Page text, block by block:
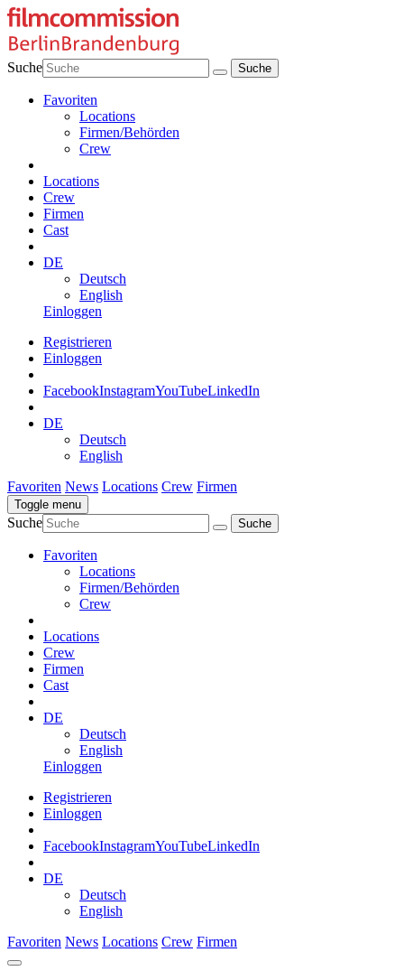
Suche
Favoriten
Locations
Firmen/Behörden
Crew
Locations
Crew
Firmen
Cast
DE
Deutsch
English
Einloggen
Registrieren
Einloggen
FacebookInstagramYouTubeLinkedIn
DE
Deutsch
English
Favoriten News Locations Crew Firmen
Toggle menu
Suche
Favoriten
Locations
Firmen/Behörden
Crew
Locations
Crew
Firmen
Cast
DE
Deutsch
English
Einloggen
Registrieren
Einloggen
FacebookInstagramYouTubeLinkedIn
DE
Deutsch
English
Favoriten News Locations Crew Firmen